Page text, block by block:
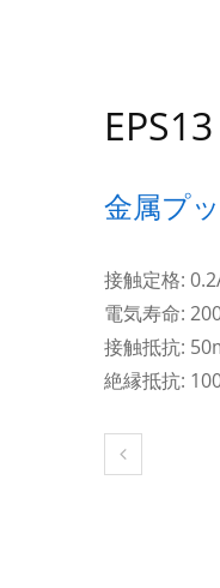
EPS13
金属プ
接触定格:
電気寿命:
接触抵抗:
絶縁抵抗: